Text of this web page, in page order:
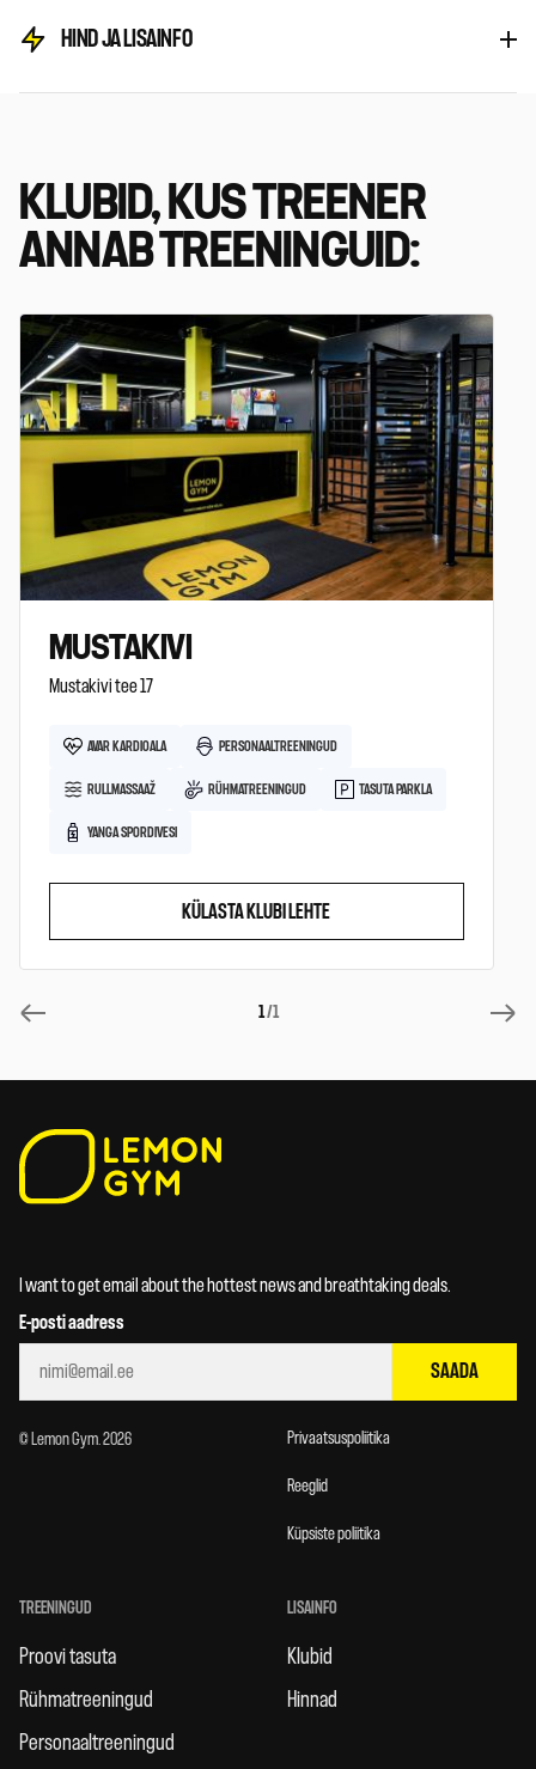
HIND JA LISAINFO
KLUBID, KUS TREENER
ANNAB TREENINGUID:
MUSTAKIVI
Mustakivi tee 17
AVAR KARDIOALA PERSONAALTREENINGUD
RULLMASSAAŽ RÜHMATREENINGUD TASUTA PARKLA
YANGA SPORDIVESI
KÜLASTA KLUBI LEHTE
1/1
I want to get email about the hottest news and breathtaking deals.
E-posti aadress
SAADA
© Lemon Gym. 2026 Privaatsuspoliitika
Reeglid
Küpsiste poliitika
TREENINGUD
Proovi tasuta
Rühmatreeningud
Personaaltreeningud
LISAINFO
Klubid
Hinnad